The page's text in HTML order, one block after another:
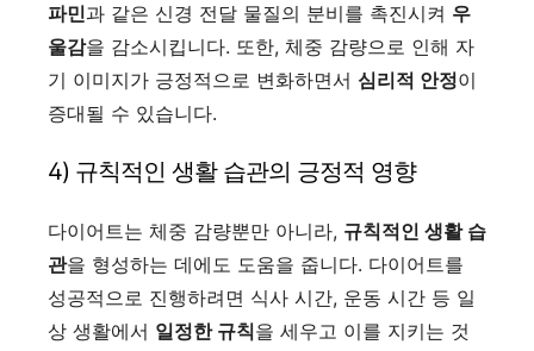
파민과 같은 신경 전달 물질의 분비를 촉진시켜 우
울감을 감소시킵니다. 또한, 체중 감량으로 인해 자
기 이미지가 긍정적으로 변화하면서 심리적 안정이
증대될 수 있습니다.
4) 규칙적인 생활 습관의 긍정적 영향
다이어트는 체중 감량뿐만 아니라, 규칙적인 생활 습
관을 형성하는 데에도 도움을 줍니다. 다이어트를
성공적으로 진행하려면 식사 시간, 운동 시간 등 일
상 생활에서 일정한 규칙을 세우고 이를 지키는 것